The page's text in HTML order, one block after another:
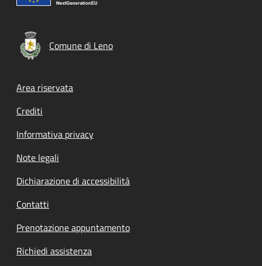
Comune di Leno
Footer menu
Area riservata
Crediti
Informativa privacy
Note legali
Dichiarazione di accessibilità
Contatti
Prenotazione appuntamento
Richiedi assistenza